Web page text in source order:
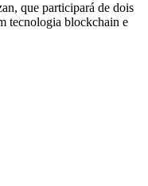
que participará de dois
tecnologia blockchain e